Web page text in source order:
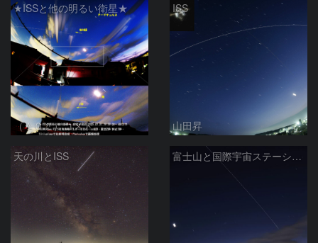
★ISSと他の明るい衛星★
（＾０＾）コメト
ISS
山田昇
天の川とISS 富士山と国際宇宙ステーション（2025.07.29）